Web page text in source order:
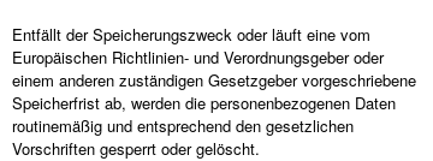
Entfällt der Speicherungszweck oder läuft eine vom
Europäischen Richtlinien- und Verordnungsgeber oder
einem anderen zuständigen Gesetzgeber vorgeschriebene
Speicherfrist ab, werden die personenbezogenen Daten
routinemäßig und entsprechend den gesetzlichen
Vorschriften gesperrt oder gelöscht.